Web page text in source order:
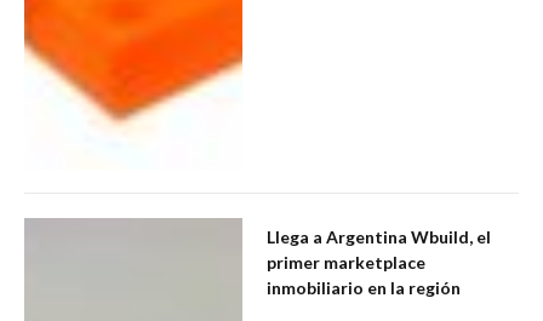
Llega a Argentina Wbuild, el
primer marketplace
inmobiliario en la región